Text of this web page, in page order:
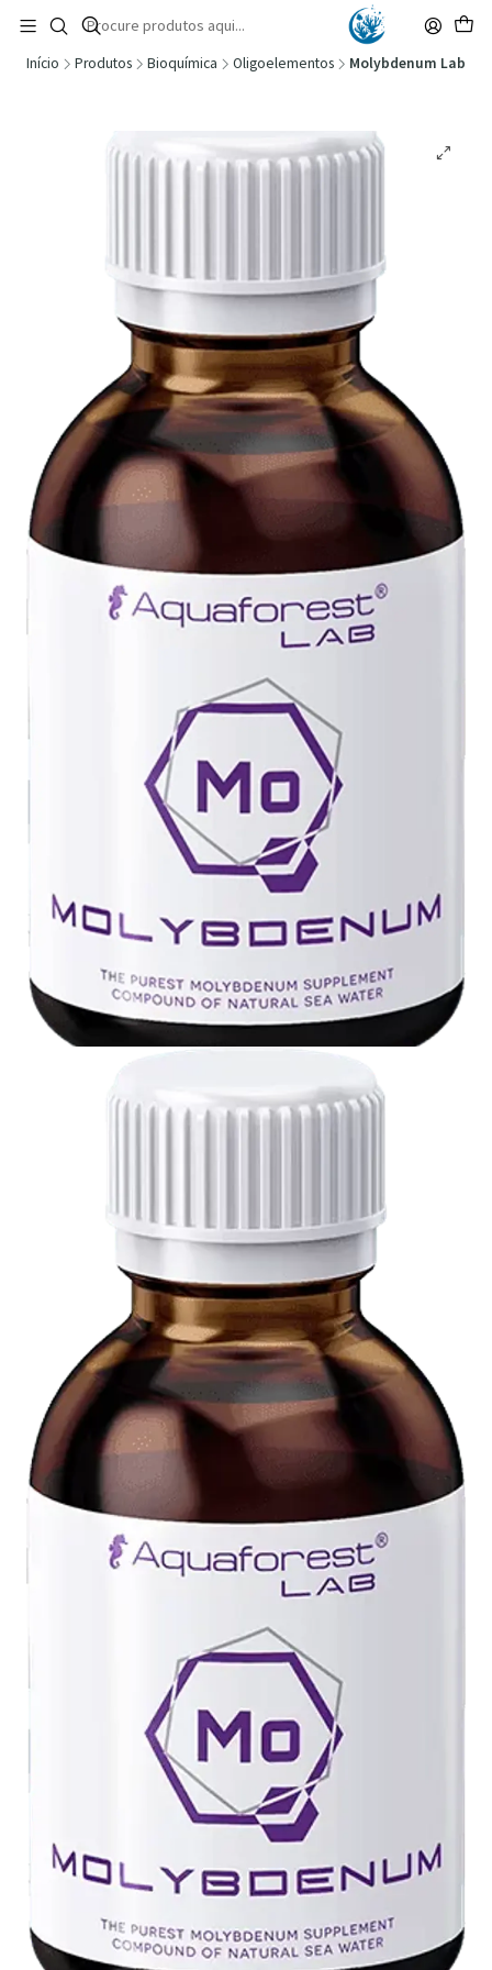
🚚 Portugal Continental: Portes Grátis desde 149,90€ (Envio extresso: 14,90€)
Ler mais
Início Produtos Bioquímica Oligoelementos Molybdenum Lab